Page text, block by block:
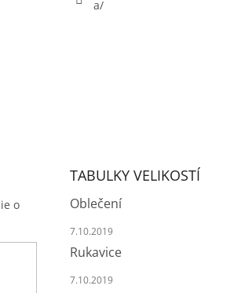
a/
o
TABULKY VELIKOSTÍ
Oblečení
7.10.2019
Rukavice
7.10.2019